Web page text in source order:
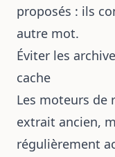
proposés : ils
autre mot.
Éviter les
cache
Les moteurs de
extrait ancien,
régulièrement